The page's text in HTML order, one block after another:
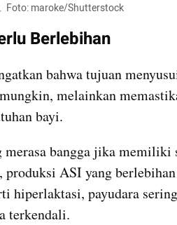
Foto: maroke/Shutterstock
Berlebihan
bahwa tujuan
melainkan
bayi.
merasa bangga jika
produksi ASI yang
hiperlaktasi, payudara
terkendali.